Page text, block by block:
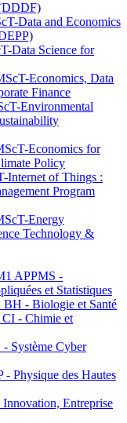
Data and Economics
Data Science for
Economics, Data
Finance
Environmental
Economics for
Policy
Internet of Things :
Program
Energy
Technology &
APPMS -
et Statistiques
- Biologie et Santé
- Chimie et
Système Cyber
Physique des Hautes
Entreprise